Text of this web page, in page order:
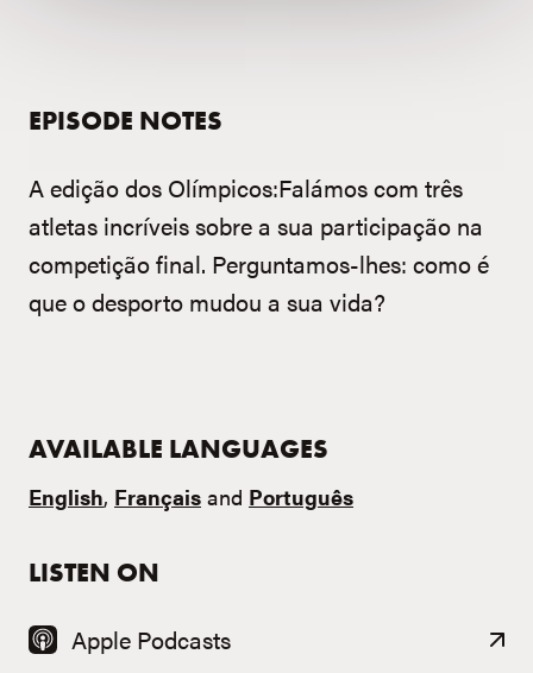
EPISODE NOTES
A edição dos Olímpicos:Falámos com três
atletas incríveis sobre a sua participação na
competição final. Perguntamos-lhes: como é
que o desporto mudou a sua vida?
AVAILABLE LANGUAGES
English, Français and Português
LISTEN ON
Apple Podcasts